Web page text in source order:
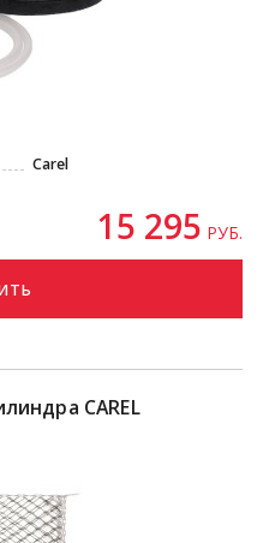
Carel
15 295 РУБ.
CAREL